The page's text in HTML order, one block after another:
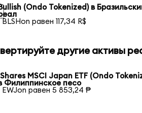
(Ondo Tokenized) в
BLSHon равен 117,34 R$
другие активы
MSCI Japan ETF (Ondo
Филиппинское песо
EWJon равен 5 853,24 ₱